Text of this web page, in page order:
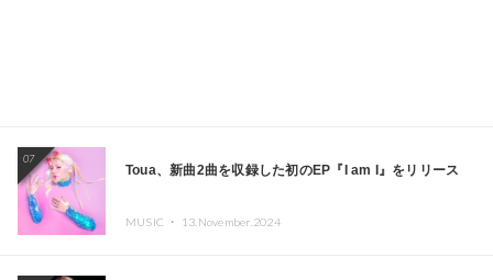
07
Toua、新曲2曲を収録した初のEP『I am I』をリリース
MUSIC ・ 13.November.2024